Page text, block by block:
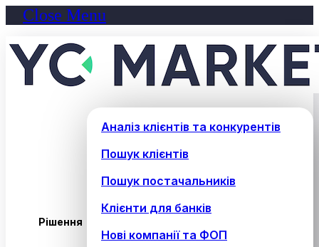
Close Menu
Рішення
Аналіз клієнтів та конкурентів
Пошук клієнтів
Пошук постачальників
Клієнти для банків
Нові компанії та ФОП